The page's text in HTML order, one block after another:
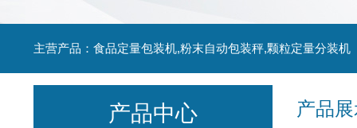
主营产品：食品定量包装机,粉末自动包装秤,颗粒定量分装机
产品
产品中心